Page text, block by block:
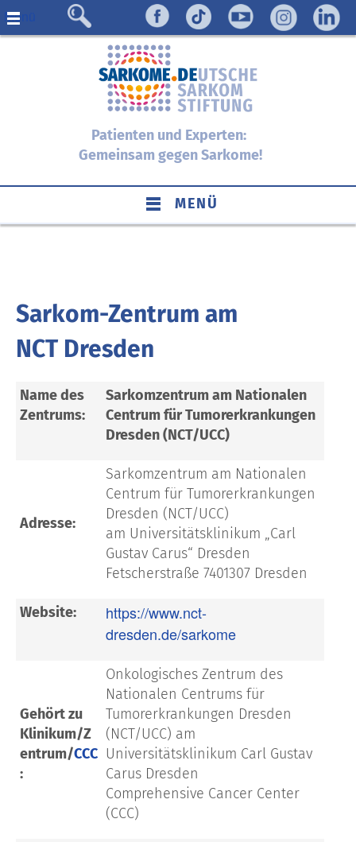
Menü
Patienten und Experten:
Gemeinsam gegen Sarkome!
MENÜ
Sarkom-Zentrum am
NCT Dresden
Name des
Zentrums:
Sarkomzentrum am Nationalen
Centrum für Tumorerkrankungen
Dresden (NCT/UCC)
Adresse:
Sarkomzentrum am Nationalen
Centrum für Tumorerkrankungen
Dresden (NCT/UCC)
am Universitätsklinikum „Carl
Gustav Carus“ Dresden
Fetscherstraße 7401307 Dresden
Website:
https://www.nct-
dresden.de/sarkome
Gehört zu
Klinikum/Z
entrum/CCC
:
Onkologisches Zentrum des
Nationalen Centrums für
Tumorerkrankungen Dresden
(NCT/UCC) am
Universitätsklinikum Carl Gustav
Carus Dresden
Comprehensive Cancer Center
(CCC)